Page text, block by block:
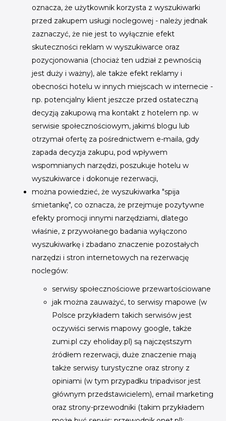
oznacza, że użytkownik korzysta z wyszukiwarki
przed zakupem usługi noclegowej - należy jednak
zaznaczyć, że nie jest to wyłącznie efekt
skuteczności reklam w wyszukiwarce oraz
pozycjonowania (chociaż ten udział z pewnością
jest duży i ważny), ale także efekt reklamy i
obecności hotelu w innych miejscach w internecie -
np. potencjalny klient jeszcze przed ostateczną
decyzją zakupową ma kontakt z hotelem np. w
serwisie społecznościowym, jakimś blogu lub
otrzymał ofertę za pośrednictwem e-maila, gdy
zapada decyzja zakupu, pod wpływem
wspomnianych narzędzi, poszukuje hotelu w
wyszukiwarce i dokonuje rezerwacji,
można powiedzieć, że wyszukiwarka "spija
śmietankę", co oznacza, że przejmuje pozytywne
efekty promocji innymi narzędziami, dlatego
właśnie, z przywołanego badania wyłączono
wyszukiwarkę i zbadano znaczenie pozostałych
narzędzi i stron internetowych na rezerwację
noclegów:
serwisy społecznościowe przewartościowane
jak można zauważyć, to serwisy mapowe (w
Polsce przykładem takich serwisów jest
oczywiści serwis mapowy google, także
zumi.pl czy eholiday.pl) są najczęstszym
źródłem rezerwacji, duże znaczenie mają
także serwisy turystyczne oraz strony z
opiniami (w tym przypadku tripadvisor jest
głównym przedstawicielem), email marketing
oraz strony-przewodniki (takim przykładem